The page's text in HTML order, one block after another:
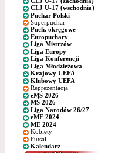
CLJ U-17 (wschodnia)
Puchar Polski
Superpuchar
Puch. okręgowe
Europuchary
Liga Mistrzów
Liga Europy
Liga Konferencji
Liga Młodzieżowa
Krajowy UEFA
Klubowy UEFA
Reprezentacja
eMŚ 2026
MŚ 2026
Liga Narodów 26/27
eME 2024
ME 2024
Kobiety
Futsal
Kalendarz